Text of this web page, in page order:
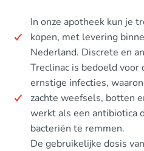
In onze apotheek kun je
kopen, met levering
Nederland. Discrete en
Treclinac is bedoeld voor
ernstige infecties,
zachte weefsels, botten
werkt als een antibiotica
bacteriën te remmen.
De gebruikelijke dosis